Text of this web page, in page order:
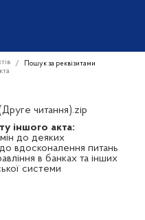
Пошук за реквізитами
читання).zip
іншого акта:
до деяких
вдосконалення питань
в банках та інших
системи